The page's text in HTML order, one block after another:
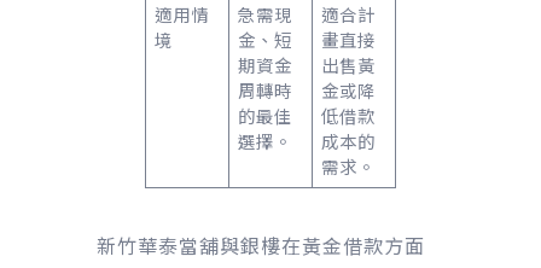
適用情
境
急需現
金、短
期資金
周轉時
的最佳
選擇。
適合計
畫直接
出售黃
金或降
低借款
成本的
需求。
新竹華泰當舖與銀樓在黃金借款方面